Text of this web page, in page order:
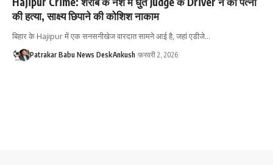
की हत्या, साक्ष्य छिपाने की कोशिश नाकाम
बिहार के Hajipur में एक सनसनीखेज वारदात सामने आई है, जहां एडीजे…
Patrakar Babu News DeskAnkush फ़रवरी 2, 2026